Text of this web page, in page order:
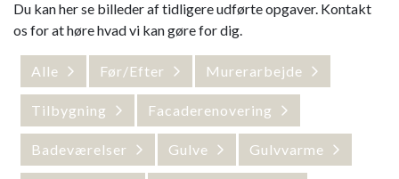
Du kan her se billeder af tidligere udførte opgaver. Kontakt
os for at høre hvad vi kan gøre for dig.
Alle Før/Efter Murerarbejde
Tilbygning Facaderenovering
Badeværelser Gulve Gulvvarme